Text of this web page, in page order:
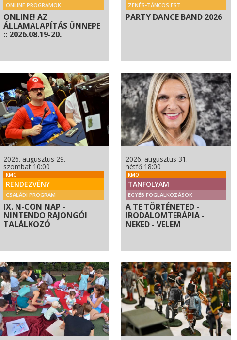
ONLINE PROGRAMOK
ONLINE! AZ
ÁLLAMALAPÍTÁS ÜNNEPE
:: 2026.08.19-20.
ZENÉS-TÁNCOS EST
PARTY DANCE BAND 2026
2026. augusztus 29.
szombat 10:00
KMO
RENDEZVÉNY
CSALÁDI PROGRAM
IX. N-CON NAP -
NINTENDO RAJONGÓI
TALÁLKOZÓ
2026. augusztus 31.
hétfő 18:00
KMO
TANFOLYAM
EGYÉB FOGLALKOZÁSOK
A TE TÖRTÉNETED -
IRODALOMTERÁPIA -
NEKED - VELEM